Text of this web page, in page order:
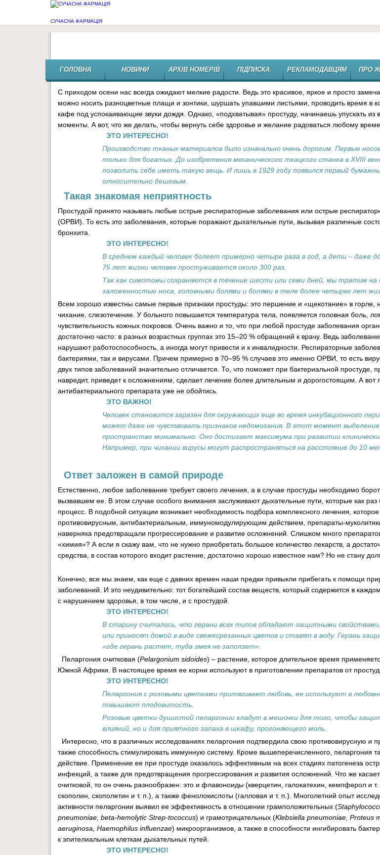
ГОЛОВНА НОВИНИ АРХІВ НОМЕРІВ ПІДПИСКА РЕКЛАМОДАВЦЯМ ПРО
СУЧАСНА ФАРМАЦІЯ
ПАПАЛОР — ключ к выздоровлению
С приходом осени нас всегда ожидают мелкие радости. Ведь это красивое, яркое и просто
можно носить разноцветные плащи и зонтики, шуршать упавшими листьями, проводить время в
кафе под успокаивающие звуки дождя. Однако, «подхватывая» простуду, начинаешь упускать из
моменты. А вот, что же делать, чтобы вернуть себе здоровье и желание радоваться любому
ЭТО ИНТЕРЕСНО!
Производство тканых материалов было изначально очень дорогим. Первые
только для богатых. До изобретения механического ткацкого станка в XVIII
позволить себе иметь такую вещь. И лишь в 1929 году появился первый
относительно дешевым.
Такая знакомая неприятность
Простудой принято называть любые острые респираторные заболевания или острые
(ОРВИ). То есть это заболевания, которые поражают дыхательные пути, вызывая различные
бронхита.
ЭТО ИНТЕРЕСНО!
В среднем каждый человек болеет примерно четыре раза в год, а дети – даже
75 лет жизни человек простуживается около 300 раз.
Так как симптомы сохраняются в течение шести или семи дней, мы тратим на
заложенностью носа, головными болями и болями в теле более четырех лет
Всем хорошо известны самые первые признаки простуды: это першение и «щекотание» в
чихание, слезотечение. У больного повышается температура тела, появляется головная боль,
чувствительность кожных покровов. Очень важно и то, что при любой простуде заболевания
достаточно часто: в разных возрастных группах это 15–20 % обращений к врачу. Ведь
нарушают работоспособность, а иногда могут привести и к инвалидности. Респираторные
бактериями, так и вирусами. Причем примерно в 70–95 % случаев это именно ОРВИ, то есть
двух типов заболеваний значительно отличается. То, что поможет при бактериальной простуде,
навредит, приведет к осложнениям, сделает лечение более длительным и дорогостоящим. А вот
антибактериального препарата уже не обойтись.
ЭТО ВАЖНО!
Человек становится заразен для окружающих еще во время инкубационного
может даже не чувствовать признаков недомогания. В этот момент
пространство минимально. Оно достигает максимума при развитии
Например, при чихании вирусы могут распространяться на расстояние до 10
Ответ заложен в самой природе
Естественно, любое заболевание требует своего лечения, а в случае простуды необходимо
вызвавшем ее. В этом случае особого внимания заслуживают дыхательные пути, которые как
процесс. В подобной ситуации возникает необходимость подбора комплексного лечения,
противовирусным, антибактериальным, иммуномодулирующим действием, препараты-
наверняка предотвращали прогрессирование и развитие осложнений. Слишком много
«химия»? А если я скажу вам, что не нужно приобретать большое количество лекарств, а
средства, в состав которого входит растение, достаточно хорошо известное нам? Но не стану
Конечно, все мы знаем, как еще с давних времен наши предки привыкли прибегать к помощи
заболеваний. И это неудивительно: тот богатейший состав веществ, который содержится в
с нарушением здоровья, в том числе, и с простудой.
ЭТО ИНТЕРЕСНО!
В старину считалось, что герани всех типов обладают защитными
или приносят домой в виде свежесрезанных цветов и ставят в воду. Герань
«где герань растет, туда змея не заползет».
Пеларгония очитковая (Pelargonium sidoides) – растение, которое длительное время
Южной Африки. В настоящее время ее корни используют в приготовлении препаратов от
ЭТО ИНТЕРЕСНО!
Пеларгония с розовыми цветками притягивает любовь, ее используют в
повышают плодовитость.
Розовые цветки душистой пеларгонии кладут в мешочки для того, чтобы
влияний, но и для приятного запаха в шкафу, прогоняющего моль.
Интересно, что в различных исследованиях пеларгония подтвердила свою противовирусную и
также способность стимулировать иммунную систему. Кроме вышеперечисленного, пеларгония
действие. Применение ее при простуде оказалось эффективным на всех стадиях патогенеза
инфекций, а также для предотвращения прогрессирования и развития осложнений. Что же
очитковой, то он очень разнообразен: это и флавоноиды (кверцетин, галокатехин, кемпферол и
скополин, скополетин и т. п.), а также фенолокислоты (галловая и т. п.). Многолетний опыт
активности пеларгонии выявил ее эффективность в отношении грамположительных (
pneumoniae, beta-hemolytic Strep-tococcus) и грамотрицательных (Klebsiella pneumoniae, Proteus
aeruginosa, Haemophilus influenzae) микроорганизмов, а также в способности ингибировать
к эпителиальным клеткам дыхательных путей.
ЭТО ИНТЕРЕСНО!